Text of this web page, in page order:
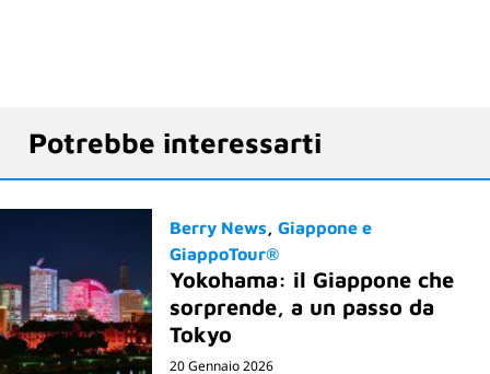
Potrebbe interessarti
Berry News
Giappone e
GiappoTour®
Yokohama: il Giappone che
sorprende, a un passo da
Tokyo
20 Gennaio 2026